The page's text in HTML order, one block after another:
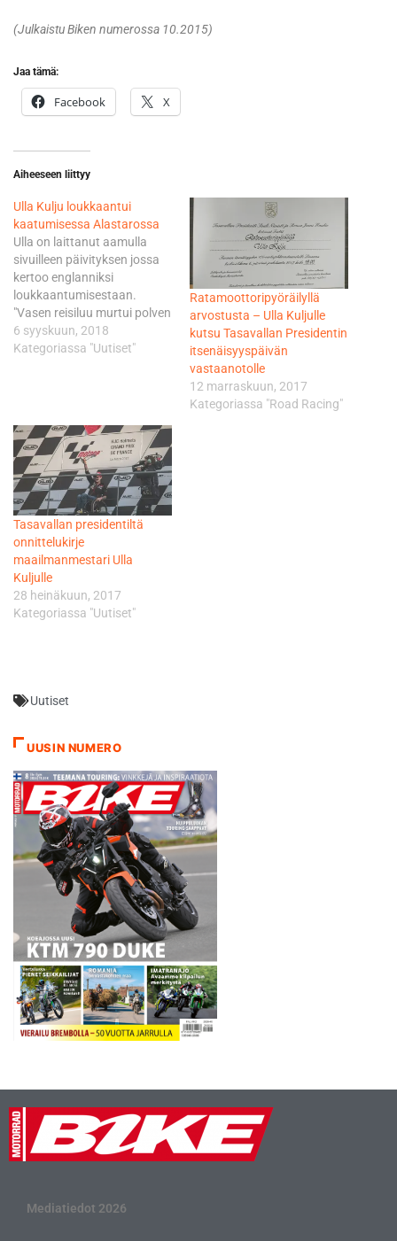
(Julkaistu Biken numerossa 10.2015)
Jaa tämä:
Facebook X
Aiheeseen liittyy
Ulla Kulju loukkaantui
kaatumisessa Alastarossa
Ulla on laittanut aamulla
sivuilleen päivityksen jossa
kertoo englanniksi
loukkaantumisestaan.
"Vasen reisiluu murtui polven
yläpuolelta, olkapää venähti
ja kärsin pahasta
ollaan 6-8 viikkoa. Tämä
tarkoittaa ikävä kyllä sitä,
että en pääse ajamaan
IBHR:n finaaliin Ranskan
Magny-Coursiin."
6 syyskuun, 2018
Kategoriassa "Uutiset"
Ratamoottoripyöräilyllä
arvostusta – Ulla Kuljulle
kutsu Tasavallan Presidentin
itsenäisyyspäivän
vastaanotolle
12 marraskuun, 2017
Kategoriassa "Road Racing"
Tasavallan presidentiltä
onnittelukirje
maailmanmestari Ulla
Kuljulle
28 heinäkuun, 2017
Kategoriassa "Uutiset"
Uutiset
UUSIN NUMERO
Mediatiedot 2026